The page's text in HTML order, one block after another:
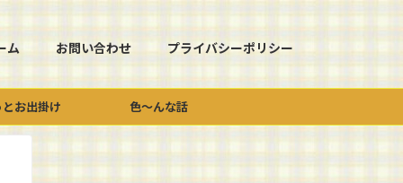
ム お問い合わせ プライバシーポリシー
お出掛け 色～んな話